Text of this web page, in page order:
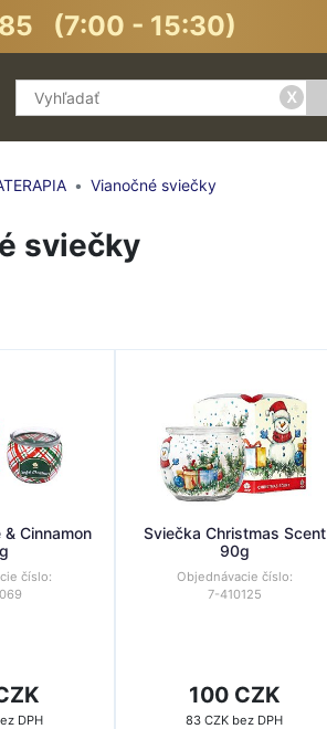
(7:00 - 15:30)
x
Vianočné sviečky
sviečky
Cinnamon
číslo:
DPH
Sviečka Christmas Scent
90g
Objednávacie číslo:
7-410125
100 CZK
83 CZK bez DPH